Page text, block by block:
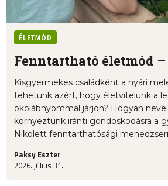
ÉLETMÓD
Fenntartható életmód
Kisgyermekes családként a nyári
tehetünk azért, hogy életvitelünk a
ökolábnyommal járjon? Hogyan
környeztünk iránti gondoskodásra a
Nikolett fenntarthatósági
Paksy Eszter
2026. július 31.